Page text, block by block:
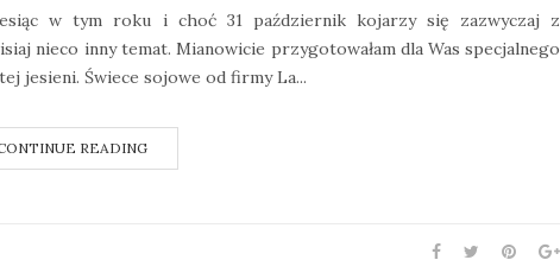
w tym roku i choć 31 październik kojarzy się zazwyczaj z
nieco inny temat. Mianowicie przygotowałam dla Was specjalnego
jesieni. Świece sojowe od firmy La...
READING